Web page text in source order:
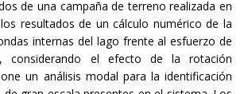
de una campaña de terreno realizada en
resultados de un cálculo numérico de la
internas del lago frente al esfuerzo de
considerando el efecto de la rotación
un análisis modal para la identificación